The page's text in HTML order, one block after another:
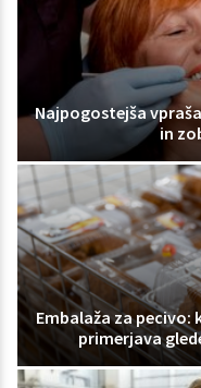
Najpogostejša
in
Embalaža za
primerjava